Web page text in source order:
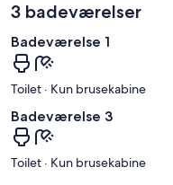
3 badeværelser
Badeværelse 1
Toilet · Kun brusekabine
Badeværelse 3
Toilet · Kun brusekabine